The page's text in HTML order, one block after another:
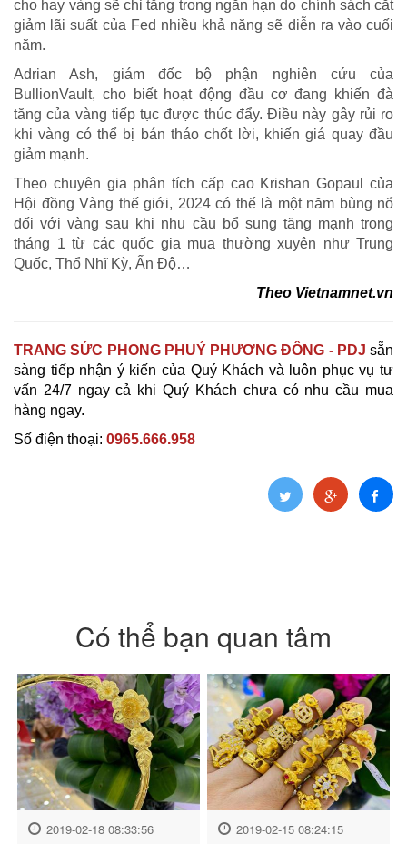
cho hay vàng sẽ chỉ tăng trong ngắn hạn do chính sách cắt
giảm lãi suất của Fed nhiều khả năng sẽ diễn ra vào cuối
năm.
Adrian Ash, giám đốc bộ phận nghiên cứu của
BullionVault, cho biết hoạt động đầu cơ đang khiến đà
tăng của vàng tiếp tục được thúc đẩy. Điều này gây rủi ro
khi vàng có thể bị bán tháo chốt lời, khiến giá quay đầu
giảm mạnh.
Theo chuyên gia phân tích cấp cao Krishan Gopaul của
Hội đồng Vàng thế giới, 2024 có thể là một năm bùng nổ
đối với vàng sau khi nhu cầu bổ sung tăng mạnh trong
tháng 1 từ các quốc gia mua thường xuyên như Trung
Quốc, Thổ Nhĩ Kỳ, Ấn Độ…
Theo Vietnamnet.vn
TRANG SỨC PHONG PHUỶ PHƯƠNG ĐÔNG - PDJ sẵn
sàng tiếp nhận ý kiến của Quý Khách và luôn phục vụ tư
vấn 24/7 ngay cả khi Quý Khách chưa có nhu cầu mua
hàng ngay.
Số điện thoại: 0965.666.958
Có thể bạn quan tâm
2019-02-18 08:33:56 2019-02-15 08:24:15